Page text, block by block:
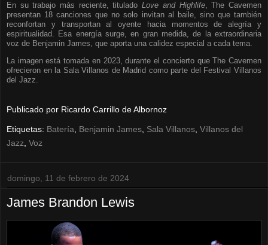
En su trabajo más reciente, tituladoLove and Highlife, The Cavemen
presentan 18 canciones que no solo invitan al baile, sino que también
reconfortan y transportan al oyente hacia momentos de alegría y
espiritualidad. Esa energía surge, en gran medida, de la extraordinaria
voz de Benjamin James, que aporta una calidez especial a cada tema.
La imagen está tomada en 2023, durante el concierto que The Cavemen
ofrecieron en la Sala Villanos de Madrid como parte del Festival Villanos
del Jazz.
Publicado por Ricardo Carrillo de Albornoz
Etiquetas: Batería Benjamin James Sala Villanos Villanos del
Jazz Voz
domingo, 11 de febrero de 2024
James Brandon Lewis